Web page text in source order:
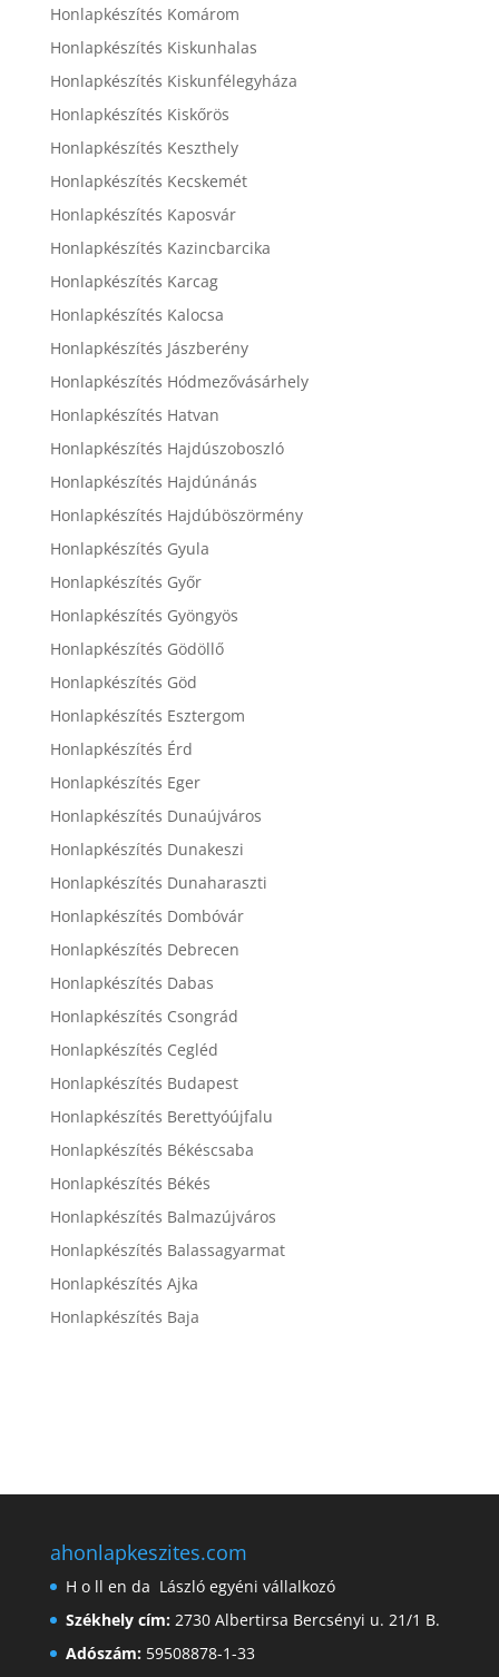
Honlapkészítés Komárom
Honlapkészítés Kiskunhalas
Honlapkészítés Kiskunfélegyháza
Honlapkészítés Kiskőrös
Honlapkészítés Keszthely
Honlapkészítés Kecskemét
Honlapkészítés Kaposvár
Honlapkészítés Kazincbarcika
Honlapkészítés Karcag
Honlapkészítés Kalocsa
Honlapkészítés Jászberény
Honlapkészítés Hódmezővásárhely
Honlapkészítés Hatvan
Honlapkészítés Hajdúszoboszló
Honlapkészítés Hajdúnánás
Honlapkészítés Hajdúböszörmény
Honlapkészítés Gyula
Honlapkészítés Győr
Honlapkészítés Gyöngyös
Honlapkészítés Gödöllő
Honlapkészítés Göd
Honlapkészítés Esztergom
Honlapkészítés Érd
Honlapkészítés Eger
Honlapkészítés Dunaújváros
Honlapkészítés Dunakeszi
Honlapkészítés Dunaharaszti
Honlapkészítés Dombóvár
Honlapkészítés Debrecen
Honlapkészítés Dabas
Honlapkészítés Csongrád
Honlapkészítés Cegléd
Honlapkészítés Budapest
Honlapkészítés Berettyóújfalu
Honlapkészítés Békéscsaba
Honlapkészítés Békés
Honlapkészítés Balmazújváros
Honlapkészítés Balassagyarmat
Honlapkészítés Ajka
Honlapkészítés Baja
ahonlapkeszites.com
H o ll en da László egyéni vállalkozó
Székhely cím:2730 Albertirsa Bercsényi u. 21/1 B.
Adószám:59508878-1-33